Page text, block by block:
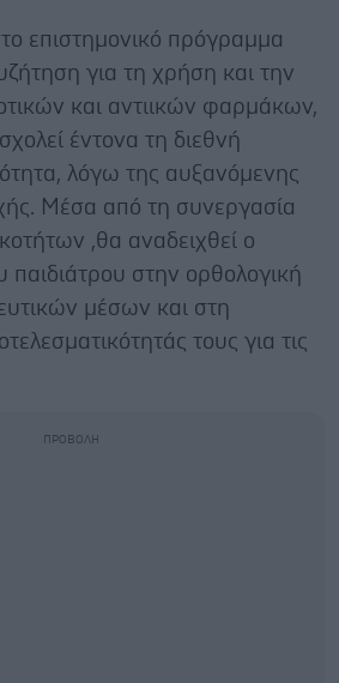
επιστημονικό πρόγραμμα
για τη χρήση και την
και αντιικών φαρμάκων,
έντονα τη διεθνή
λόγω της αυξανόμενης
Μέσα από τη συνεργασία
,θα αναδειχθεί ο
παιδιάτρου στην ορθολογική
μέσων και στη
τους για τις